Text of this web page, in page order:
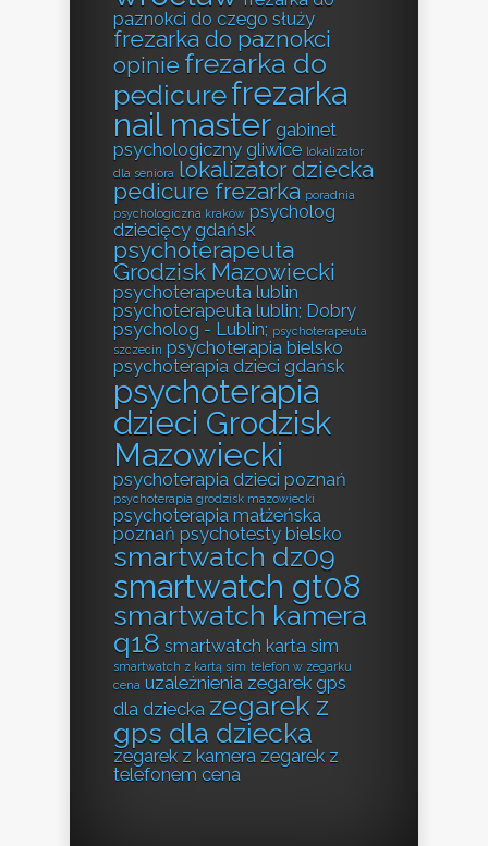
paznokci do czego służy
frezarka do paznokci
opinie frezarka do
pedicurefrezarka
nail master gabinet
psychologiczny gliwice lokalizator
dla seniora lokalizator dziecka
pedicure frezarka poradnia
psychologiczna kraków psycholog
dziecięcy gdańsk
psychoterapeuta
Grodzisk Mazowiecki
psychoterapeuta lublin
psychoterapeuta lublin; Dobry
psycholog - Lublin; psychoterapeuta
szczecin psychoterapia bielsko
psychoterapia dzieci gdańsk
psychoterapia
dzieci Grodzisk
Mazowiecki
psychoterapia dzieci poznań
psychoterapia grodzisk mazowiecki
psychoterapia małżeńska
poznań psychotesty bielsko
smartwatch dz09
smartwatch gt08
smartwatch kamera
q18 smartwatch karta sim
smartwatch z kartą sim telefon w zegarku
cena uzależnienia zegarek gps
dla dziecka zegarek z
gps dla dziecka
zegarek z kamera zegarek z
telefonem cena